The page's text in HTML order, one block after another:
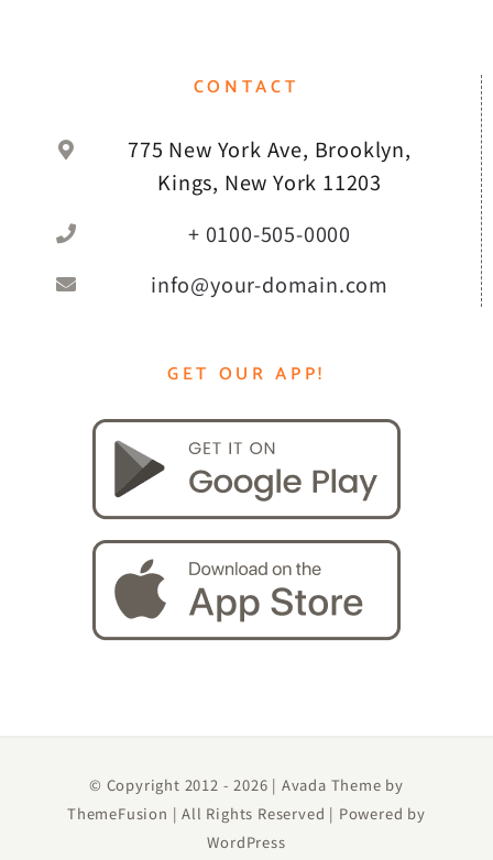
CONTACT
775 New York Ave, Brooklyn,
Kings, New York 11203
+ 0100-505-0000
info@your-domain.com
GET OUR APP!
© Copyright 2012 -2026 | Avada Theme by
ThemeFusion | All Rights Reserved | Powered by
WordPress